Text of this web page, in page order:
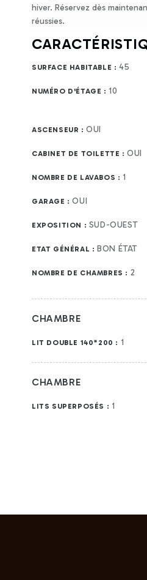
hiver. Réservez dès
réussies.
SURFACE HABITABLE : 45
NUMÉRO D'ÉTAGE : 10
ASCENSEUR :OUI
CABINET DE TOILETTE :OUI
NOMBRE DE LAVABOS : 1
GARAGE :OUI
EXPOSITION : SUD-OUEST
ETAT GÉNÉRAL : BON ÉTAT
NOMBRE DE CHAMBRES : 2
CHAMBRE
LIT DOUBLE 140*200 : 1
CHAMBRE
LITS SUPERPOSÉS : 1